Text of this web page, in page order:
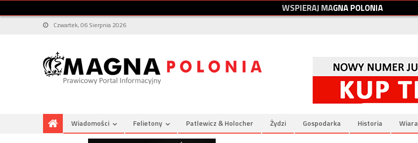
WSPIERAJMAGNAPOLONIA
Czwartek, 06 Sierpnia 2026
Wiadomości Felietony Patlewicz & Holocher Żydzi Gospodarka Historia Wiara